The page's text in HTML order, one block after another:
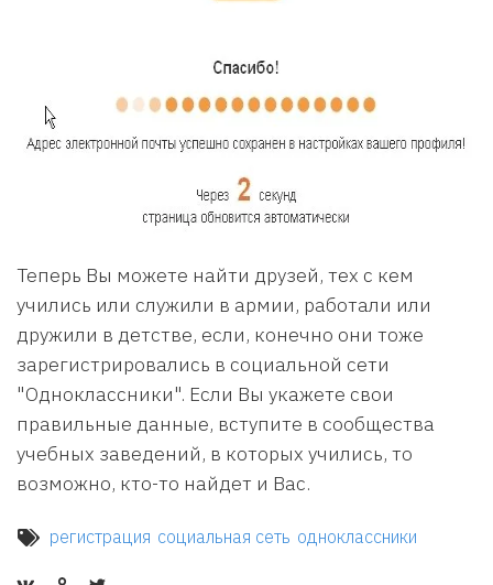
Теперь Вы можете найти друзей, тех с кем
учились или служили в армии, работали или
дружили в детстве, если, конечно они тоже
зарегистрировались в социальной сети
"Одноклассники". Если Вы укажете свои
правильные данные, вступите в сообщества
учебных заведений, в которых учились, то
возможно, кто-то найдет и Вас.
регистрация социальная сеть одноклассники